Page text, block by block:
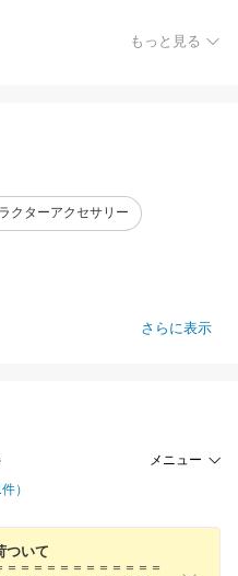
もっと見る
クターアクセサリー
さらに表示
メニュー
件）
ついて
＝＝＝＝＝＝＝＝＝＝＝